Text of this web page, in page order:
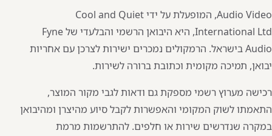
Audio Video, המופעלת על ידי Cool and Quiet
International Ltd, היא היבואן הרשמי והבלעדי של Fyne
Audio בישראל. הרמקולים נמכרים ישירות לצרכן עם אחריות
יבואן, תמיכה מקומית וכתובת ברורה לשירות.
רכישה מערוץ רשמי מספקת גם ודאות לגבי מקור המוצר,
התאמתו לשוק המקומי והאפשרות לקבל סיוע מהיצרן ומהיבואן
במקרה שנדרשים שירות או חלפים. להתרשמות מרמת